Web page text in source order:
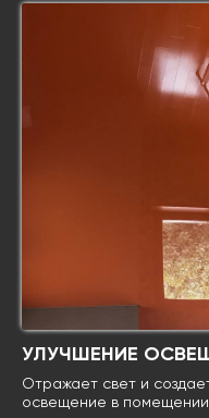
УЛУЧШЕНИЕ
Отражает свет и
освещение в помещении